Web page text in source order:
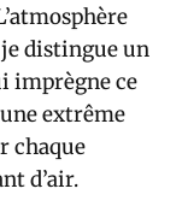
distingue un
imprègne ce
extrême
chaque
d’air.